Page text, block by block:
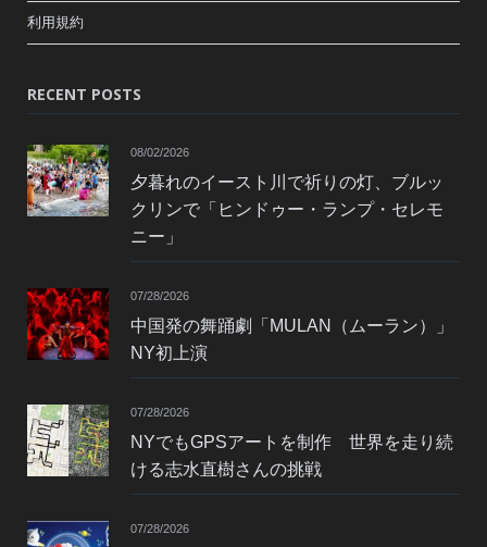
利用規約
RECENT POSTS
08/02/2026
夕暮れのイースト川で祈りの灯、ブルッ
クリンで「ヒンドゥー・ランプ・セレモ
ニー」
07/28/2026
中国発の舞踊劇「MULAN（ムーラン）」
NY初上演
07/28/2026
NYでもGPSアートを制作 世界を走り続
ける志水直樹さんの挑戦
07/28/2026